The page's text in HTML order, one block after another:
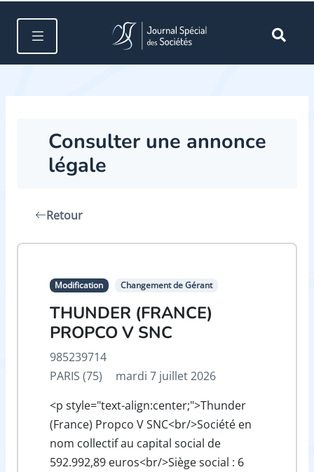
Consulter une annonce
légale
Retour
Modification Changement de Gérant
THUNDER (FRANCE)
PROPCO V SNC
985239714
PARIS (75)
mardi 7 juillet 2026
<p style="text-align:center;">Thunder
(France) Propco V SNC<br/>Société en
nom collectif au capital social de
592.992,89 euros<br/>Siège social : 6